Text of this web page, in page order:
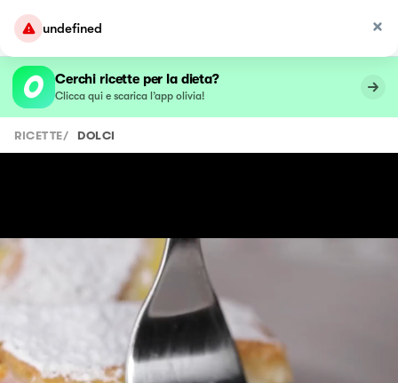
undefined
Cerchi ricette per la dieta?
Clicca qui e scarica l’app olivia!
RICETTE/ DOLCI